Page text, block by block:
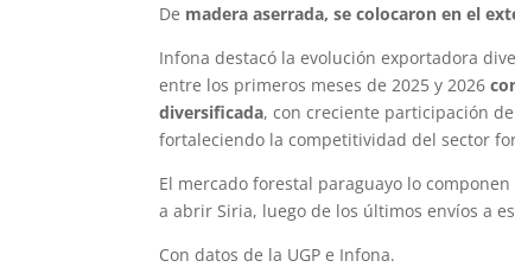
De madera aserrada, se colocaron en el
Infona destacó la evolución exportadora
entre los primeros meses de 2025 y 2026
diversificada, con creciente participación
fortaleciendo la competitividad del sector
El mercado forestal paraguayo lo
a abrir Siria, luego de los últimos envíos a
Con datos de la UGP e Infona.